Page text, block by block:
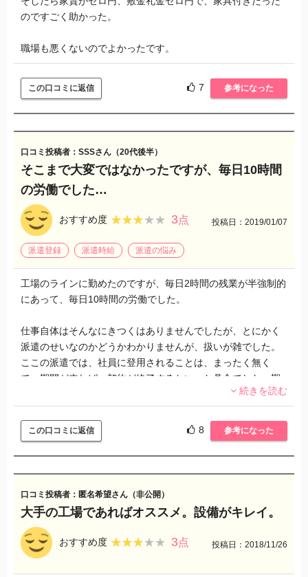
のですごく助かった。
職場も悪くないのでよかったです。
この口コミに返信 7 参考になった
口コミ投稿者：SSSさん（20代後半）
そこまで大変ではなかったですが、毎日10時間
の労働でした…
おすすめ度 ★★★★★
★★★★★ 3点 投稿日：2019/01/07
派遣登録 派遣時給 派遣の悩み
工場のラインに勤めたのですが、毎日2時間の残業が半強制的
にあって、毎日10時間の労働でした。
仕事自体はそんなにきつくはありませんでしたが、とにかく
派遣のせいなのかどうかわかりませんが、扱いが雑でした。
ここの派遣では、社員に登用されることは、まったく無く
て、期間が来れば、契約が終了するといった具合でした。期
給料面では可も無く不可も無くといった具合で、時給900円で
した。もちろん残業手当も付きました。土日は必ず休みであ
って、飲食店みたいに土日は出勤することはありませんでし
た。
ただ私は独身なので、昼休みの食事は相当粗末なものでし
た。大概の会社には、弁当がつくのですが、アデコでは弁当
がつきませんでした。やっぱり家庭もちの人向きだと思いま
した。
続きを読む
この口コミに返信 8 参考になった
口コミ投稿者：匿名希望さん（非公開）
大手の工場であればオススメ。設備がキレイ。
おすすめ度 ★★★★★
★★★★★ 3点 投稿日：2018/11/26